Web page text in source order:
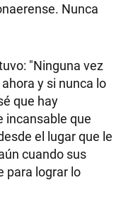
Nunca
"Ninguna vez
y si nunca lo
que hay
incansable que
el lugar que le
cuando sus
para lograr lo